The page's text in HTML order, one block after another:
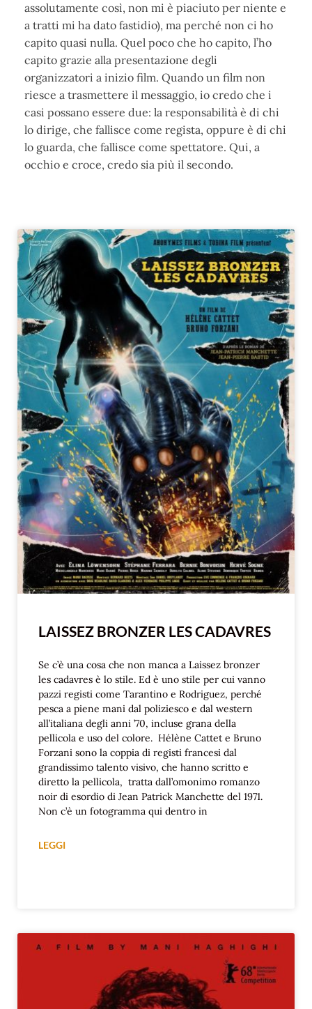
assolutamente così, non mi è piaciuto per niente e
a tratti mi ha dato fastidio), ma perché non ci ho
capito quasi nulla. Quel poco che ho capito, l’ho
capito grazie alla presentazione degli
organizzatori a inizio film. Quando un film non
riesce a trasmettere il messaggio, io credo che i
casi possano essere due: la responsabilità è di chi
lo dirige, che fallisce come regista, oppure è di chi
lo guarda, che fallisce come spettatore. Qui, a
occhio e croce, credo sia più il secondo.
LAISSEZ BRONZER LES CADAVRES
Se c’è una cosa che non manca a Laissez bronzer
les cadavres è lo stile. Ed è uno stile per cui vanno
pazzi registi come Tarantino e Rodriguez, perché
pesca a piene mani dal poliziesco e dal western
all’italiana degli anni ’70, incluse grana della
pellicola e uso del colore. Hélène Cattet e Bruno
Forzani sono la coppia di registi francesi dal
grandissimo talento visivo, che hanno scritto e
diretto la pellicola, tratta dall’omonimo romanzo
noir di esordio di Jean Patrick Manchette del 1971.
Non c’è un fotogramma qui dentro in
LEGGI